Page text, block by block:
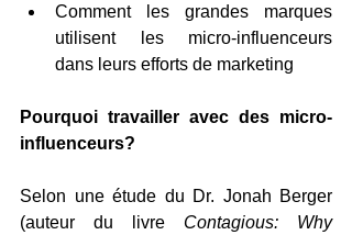
Comment les grandes marques
utilisent les micro-influenceurs
dans leurs efforts de marketing
Pourquoi travailler avec des micro-
influenceurs?
Selon une étude du Dr. Jonah Berger
(auteur du livre Contagious: Why